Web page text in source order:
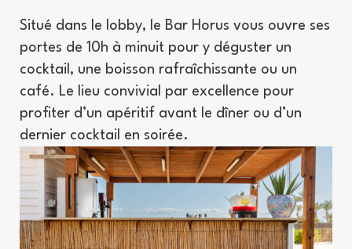
Situé dans le lobby, le Bar Horus vous ouvre ses
portes de 10h à minuit pour y déguster un
cocktail, une boisson rafraîchissante ou un
café. Le lieu convivial par excellence pour
profiter d’un apéritif avant le dîner ou d’un
dernier cocktail en soirée.